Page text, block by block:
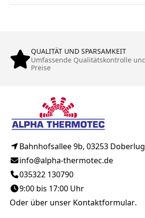
QUALITÄT UND SPARSAMKEIT
Umfassende Qualitätskontrolle
Preise
Bahnhofsallee 9b, 03253
info@alpha-thermotec.de
035322 130790
9:00 bis 17:00 Uhr
Oder über unser Kontaktformular.